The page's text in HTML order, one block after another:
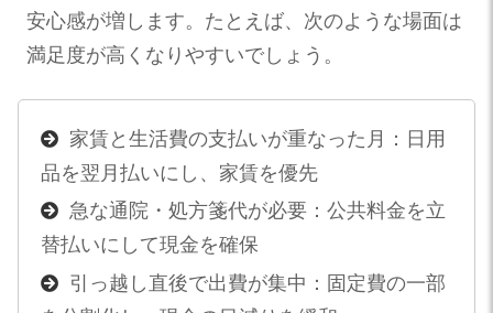
安心感が増します。たとえば、次のような場面は
満足度が高くなりやすいでしょう。
家賃と生活費の支払いが重なった月：日用
品を翌月払いにし、家賃を優先
急な通院・処方箋代が必要：公共料金を立
替払いにして現金を確保
引っ越し直後で出費が集中：固定費の一部